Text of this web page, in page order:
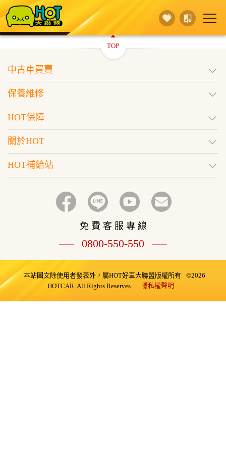
賣 車
行銷活動 據點查詢 HOT保障
TOP
中古車買賣
保養維修
HOT保障
關於HOT
HOT補給站
免 費 客 服 專 線
0800-550-550
本站圖文除使用者發表外，屬HOT好車大聯盟版權所有
©2026
HOTCAR. All Rights Reserves.
隱私權聲明